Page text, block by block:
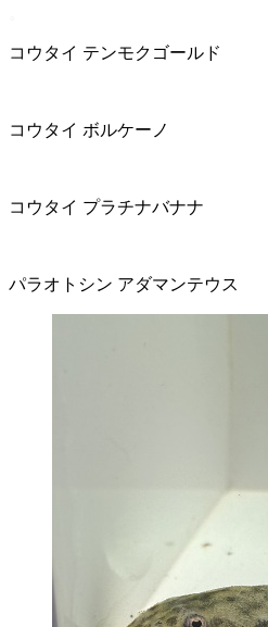
コウタイ テンモクゴールド
コウタイ ボルケーノ
コウタイ プラチナバナナ
パラオトシン アダマンテウス